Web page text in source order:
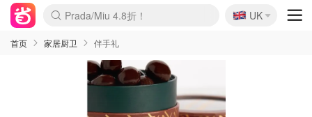
麦卢卡蜂蜜夏促！个位数！
Prada/Miu 4.8折！
啥？必胜客披萨5折！
🇬🇧
UK
首页 家居厨卫 伴手礼